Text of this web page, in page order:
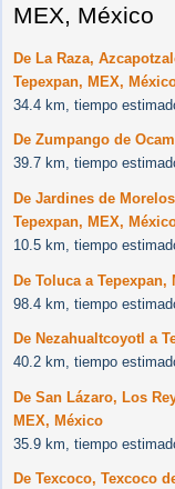
MEX, México
De La Raza,
Tepexpan, MEX,
34.4 km, tiempo
De Zumpango de
39.7 km, tiempo
De Jardines de
Tepexpan, MEX,
10.5 km, tiempo
De Toluca a Tepexpan,
98.4 km, tiempo
De Nezahualtcoyotl a
40.2 km, tiempo
De San Lázaro, Los
MEX, México
35.9 km, tiempo
De Texcoco, Texcoco